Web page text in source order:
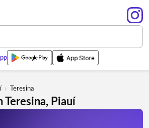
› Teresina
Teresina, Piauí